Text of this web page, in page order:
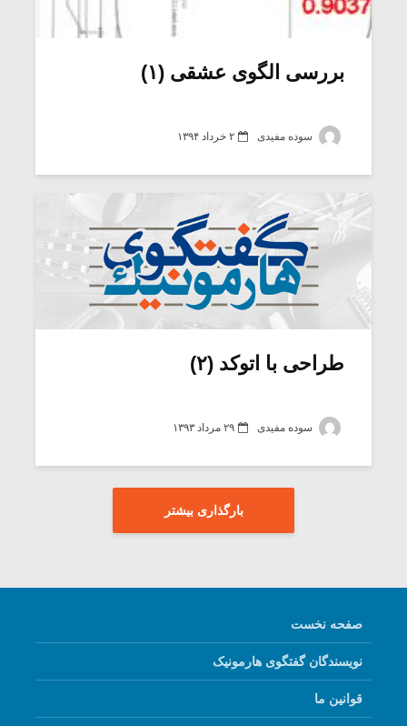
بررسی الگوی عشقی (۱)
سوده مفیدی ۲ خرداد ۱۳۹۴
طراحی با اتوکد (۲)
سوده مفیدی ۲۹ مرداد ۱۳۹۳
بارگذاری بیشتر
صفحه نخست
نویسندگان گفتگوی هارمونیک
قوانین ما